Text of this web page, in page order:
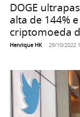
DOGE
alta de 144%
criptomoeda
Henrique HK - 29/10/2022